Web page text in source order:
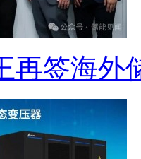
再签海外